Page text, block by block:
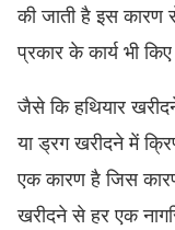
की जाती है इस
प्रकार के कार्य भी
जैसे कि हथियार
या ड्रग खरीदने में
एक कारण है जिस
खरीदने से हर एक